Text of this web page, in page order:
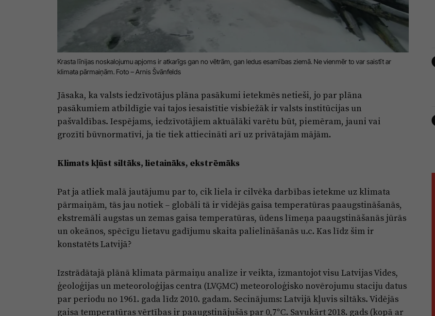
Krasta līnijas noskalojumu apjoms ir atkarīgs gan no vētrām, gan ledus esamības ziemā. Ne vienmēr to var saistīt ar
klimata pārmaiņām. Foto – Arnis Švānfelds
Jāsaka, ka valsts iedzīvotājus plāna pasākumi ietekmēs netieši, jo par plāna
pasākumiem atbildīgie vai tajos iesaistītie visbiežāk ir valsts institūcijas un
pašvaldības. Iespējams, iedzīvotājiem aktuālāki varētu būt, piemēram, jauni vai
grozīti būvnormatīvi, ja tie tiek attiecināti arī uz privātajām mājām.
Klimats kļūst siltāks, lietaināks, ekstrēmāks
Pat ja atliek malā jautājumu par to, cik liela ir cilvēka darbības ietekme uz klimata
pārmaiņām, tās jau notiek – globāli tā ir vidējās gaisa temperatūras paaugstināšanās,
ekstremāli augstas un zemas gaisa temperatūras, ūdens līmeņa paaugstināšanās jūrās
un okeānos, spēcīgu lietavu gadījumu skaita palielināšanās u.c. Kas līdz šim ir
konstatēts Latvijā?
Izstrādātajā plānā klimata pārmaiņu analīze ir veikta, izmantojot visu Latvijas Vides,
ģeoloģijas un meteoroloģijas centra (LVĢMC) meteoroloģisko novērojumu staciju datus
par periodu no 1961. gada līdz 2010. gadam. Secinājums: Latvijā kļuvis siltāks. Vidējās
gaisa temperatūras vērtības ir paaugstinājušās par 0,7°C. Savukārt 2018. gads (kopā ar